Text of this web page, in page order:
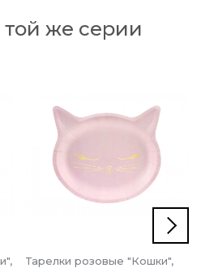
же серии
Тарелки розовые "Кошки",